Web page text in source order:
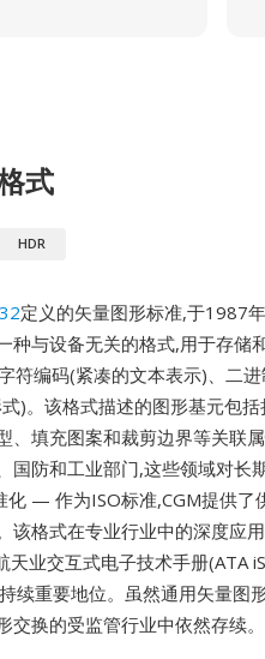
式
HDR
定义的矢量图形标准,于1987
种与设备无关的格式,用于存储
符编码(紧凑的文本表示)、二
)。该格式描述的图形基元包括
填充图案和裁剪边界等关联
防和工业部门,这些领域对长
— 作为ISO标准,CGM提供了
该格式在专业行业中的深度应
天业交互式电子技术手册(ATA
续重要地位。虽然通用矢量图
换的受监管行业中依然存续。